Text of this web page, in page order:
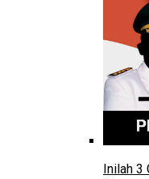
Inilah